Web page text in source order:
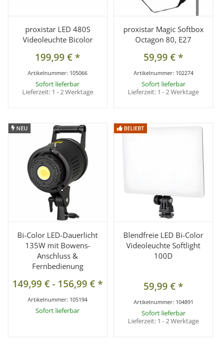
proxistar LED 480S
Videoleuchte Bicolor
199,99 €*
Artikelnummer: 105066
Sofort lieferbar
Lieferzeit: 1 - 2 Werktage
proxistar Magic Softbox
Octagon 80, E27
59,99 €*
Artikelnummer: 102274
Sofort lieferbar
Lieferzeit: 1 - 2 Werktage
NEU
NEU
Bi-Color LED-Dauerlicht
135W mit Bowens-
Anschluss &
Fernbedienung
149,99 €- 156,99 €*
Artikelnummer: 105194
Sofort lieferbar
BELIEBT
BELIEBT
Blendfreie LED Bi-Color
Videoleuchte Softlight
100D
59,99 €*
Artikelnummer: 104891
Sofort lieferbar
Lieferzeit: 1 - 2 Werktage